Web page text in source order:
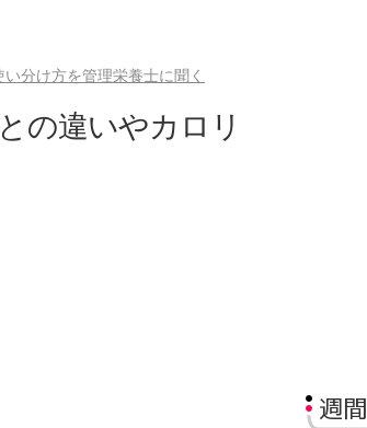
分け方を管理栄養士に聞く
の違いやカロリ
週